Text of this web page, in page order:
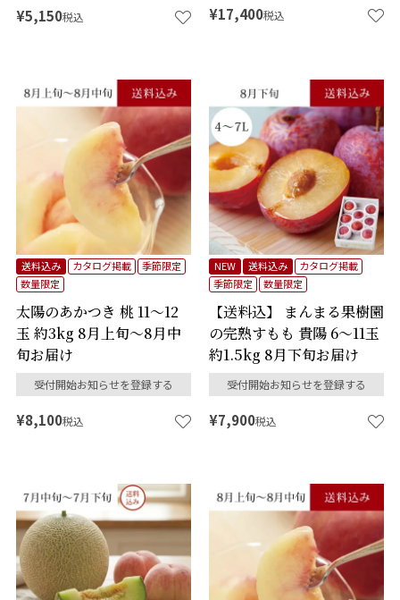
¥5,150税込 ¥17,400税込
太陽のあかつき 桃 11～12
玉 約3kg 8月上旬～8月中
旬お届け
送料込み カタログ掲載
季節限定
数量限定
受付開始お知らせを登録する
¥8,100税込
【送料込】 まんまる果樹園
の完熟すもも 貴陽 6～11玉
約1.5kg 8月下旬お届け
NEW 送料込み
カタログ掲載
季節限定
数量限定
受付開始お知らせを登録する
¥7,900税込